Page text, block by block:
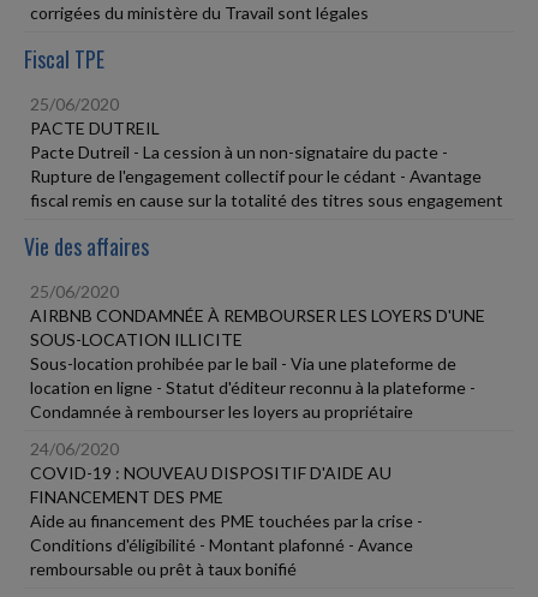
corrigées du ministère du Travail sont légales
Fiscal TPE
25/06/2020
PACTE DUTREIL
Pacte Dutreil - La cession à un non-signataire du pacte -
Rupture de l'engagement collectif pour le cédant - Avantage
fiscal remis en cause sur la totalité des titres sous engagement
Vie des affaires
25/06/2020
AIRBNB CONDAMNÉE À REMBOURSER LES LOYERS D'UNE
SOUS-LOCATION ILLICITE
Sous-location prohibée par le bail - Via une plateforme de
location en ligne - Statut d'éditeur reconnu à la plateforme -
Condamnée à rembourser les loyers au propriétaire
24/06/2020
COVID-19 : NOUVEAU DISPOSITIF D'AIDE AU
FINANCEMENT DES PME
Aide au financement des PME touchées par la crise -
Conditions d'éligibilité - Montant plafonné - Avance
remboursable ou prêt à taux bonifié